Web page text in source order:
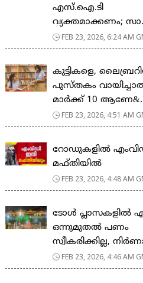
എസ്.ഐ.ടി
വ്യക്തമാക്കണം;
FEB 23, 2026, 6:24 AM
കുട്ടികളെ,
പുസ്തകം
മാര്‍ക്ക് 10
FEB 23, 2026, 4:51 AM
റോഡുകളില്‍
മഫ്തിയില്‍
FEB 23, 2026, 4:48 AM
ടോള്‍ പ്ലാസകളില്‍
ഒന്നുമുതല്‍ പണം
സ്വീകരിക്കില്ല,
FEB 23, 2026, 4:46 AM